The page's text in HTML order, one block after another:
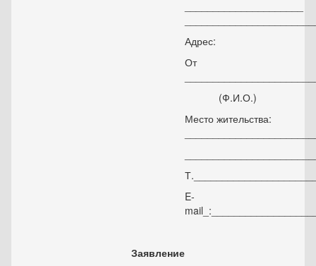
Адрес:
От
(Ф.И.О.)
Место жительства:
E-
Заявление